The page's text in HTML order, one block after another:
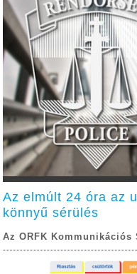
Az elmúlt 24 óra az
könnyű sérülés
Az ORFK